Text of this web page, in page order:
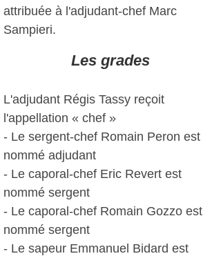
attribuée à l'adjudant-chef Marc
Sampieri.
Les grades
L'adjudant Régis Tassy reçoit
l'appellation « chef »
- Le sergent-chef Romain Peron est
nommé adjudant
- Le caporal-chef Eric Revert est
nommé sergent
- Le caporal-chef Romain Gozzo est
nommé sergent
- Le sapeur Emmanuel Bidard est